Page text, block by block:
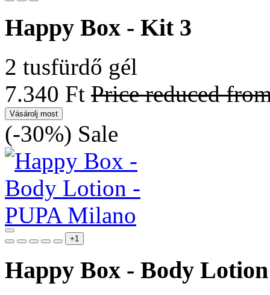
Happy Box - Kit 3
2 tusfürdő gél
7.340 Ft Price reduced
Vásárolj most
(-30%) Sale
+1
Happy Box - Body Lotion